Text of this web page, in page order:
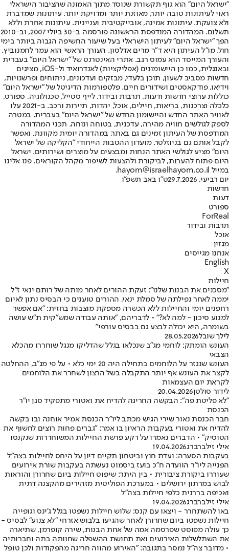
"ישראל היום" הוא גוף תקשורת שנוסד מתוך האמונה שהציבור הישראלי
ראוי לעיתונות טובה יותר, מאוזנת יותר ומדויקת יותר. עיתונות שמדברת
ולא צועקת. עיתונות אמינה, אובייקטיבית ועניינית. עיתונות אחרת וללא
תשלום. המהדורה המודפסת הראשונה פורסמה ב-30 ביולי 2007, וב-2010
הפך "ישראל היום" לעיתון הישראלי בעל שיעור החשיפה הגבוה ביותר בימי
חול. מו"ל העיתון היא ד"ר מרים אדלסון. העורך הראשי הוא עמר לחמנוביץ,
והעורך המייסד הוא עמוס רגב. אתרי האינטרנט של "ישראל היום" בעברית
ובאנגלית, כמו כן היישומונים (אפליקציות) לאנדרואיד ול-iOS, מציגים
חדשות מסביב לשעון, תוכן בלעדי, מבזקים ועדכונים, ניתוחים ופרשנויות,
וידיאו, פודקאסטים ושידורים חיים. פלטפורמות הדיגיטל של "ישראל היום"
כוללות ערוצי חדשות ודעות, תרבות ובידור, לייף סטייל, טכנולוגיה, ספורט,
כלכלה וצרכנות, בריאות, חיילים, אוכל, יהדות, תיירות ורכב. ב-2021 עלו
לאוויר האתר החדש והיישומון החדש של "ישראל היום" בעברית, במטרה
לספק לגולשים חוויה מהירה, עדכנית, בטוחה ונוחה. תכני המהדורה
המודפסת של העיתון זמינים גם באתר, במהדורה יומית מקוונת, ואפשר
לקבל אותם גם בניוזלטר. מועדון ההטבות הייחודי "הקליקה של ישראל
היום" מציע לגולשי האתר הנחות ומבצעים על מוצרים ושירותים. ישראל
היום פתוח להערות, לביקורת ולהצעות לשיפור מקהל הקוראים. פנו אלינו
במייל hayom@israelhayom.co.il.
יום רביעי, 29.7.2026
ט"ו באב תשפ"ו
חדשות
דעות
ספורט
ForReal
תרבות ובידור
אוכל
מגזין
אנחנו מגייסים
English
X
חיילות
"מסכנים את הבנות שלנו": זעקת ההורים לאחר מותה של רותם ינאי ז"ל
יממה לאחר נפילתה של סמלת ינאי, ההורים טוענים כי הבסיס נתון לאיום
רחפנים יומי והחיילות ללא הכשרה מספקת מוצבות בחזית: "אם אפשר
למנוע סיכון - למה לא?" • לדבריהם, "אותה עבודה שמש"קית ת"ש עושה
בשומרה, היא יכולה לבצע גם בבסיס עורפי"
לילך שובל28.05.2026
העונש הומתק: לוחמי מג״ב שנכלאו בגלל שהדליקו מנגל שוחררו מהכלא
הצבאי
העונש שנגזר על הלוחמים בתחילה היה 20 ימי כלא • על פי מג״ב, ההחלטה
לקצר את העונש אף יותר התקבלה בשל הרצון לשחרר את הלוחמים
לקראת יום העצמאות
לידור סולטן20.04.2026
"לא פליטת פה": הבקשה החריגה להדיח את ואטורי מתפקיד סגן יו"ר
הכנסת
חבר הכנסת נאור שירי הגיש מכתב ליו״ר הכנסת אמיר אוחנה ובו בקשה
להדיח את ואטורי בעקבות הראיון בו אמר: "גברים פחות רוצים לחשוף את
הטוסיק" • הדברים נאמרו על רקע פרשת החיילות המשוחררות שנקנסו
אילי זילברברג19.04.2026
בעקבות הסערה: ועדת חוץ וביטחון תקיים דיון על היחס לחיילות בצה״ל
הפנייה ליו"ר הוועדה ח"כ בועז ביסמוט נעשתה בעקבות שורת אירועים
שעוררו ביקורת ציבורית • בין היתר: שיפוט חיילות ביום שחרורן והוראות
לבוש במרתון ירושלים • במערכת הפוליטית מזהירים מהקצנה דתית
ואכיפה בררנית כלפי חיילות בצה"ל
אילי זילברברג19.04.2026
באו להשתחרר - ויצאו עם קנס: שלוש חיילות נשפטו בגלל ג'ינס וגופייה
חיילות נשפטו ביום שחרורן לאחר שהגיעו בלבוש אזרחי "לא צנוע" לבסיס -
כך עולה מפוסט שפרסמה אמה של אחת הבנות, שירה קופרמן, שתיארה
את השתלשלות האירועים ואת תחושת ההשפלה שחוותה בתה וחברותיה
• מדובר צה"ל נמסר בתגובה: "האירוע מהווה חריגה מהפקודות ולכן טופל